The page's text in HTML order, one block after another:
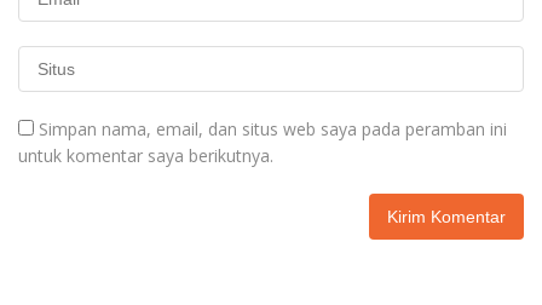
Simpan nama, email, dan situs web saya pada peramban ini
untuk komentar saya berikutnya.